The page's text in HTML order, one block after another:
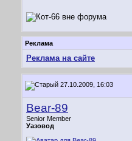
Реклама
Реклама на сайте
27.10.2009, 16:03
Bear-89
Senior Member
Уазовод